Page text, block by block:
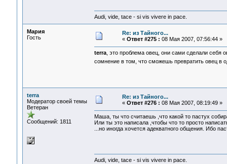
Audi, vide, tace - si vis vivere in pace.
Мария
Гость
Re: из Тайного...
« Ответ #275 : 08 Мая 2007, 07:56:44 »
terra, это проблема овец, они сами сделали себя
сомнение в том, что сможешь превратить овец в
terra
Модератор своей темы
Ветеран
Сообщений: 1811
Re: из Тайного...
« Ответ #276 : 08 Мая 2007, 08:19:49 »
Маша, ты что считаешь ,что какой то пастух
Или ты это написала ,чтобы что то просто
...но иногда хочется адекватного общения. Ибо
Audi, vide, tace - si vis vivere in pace.